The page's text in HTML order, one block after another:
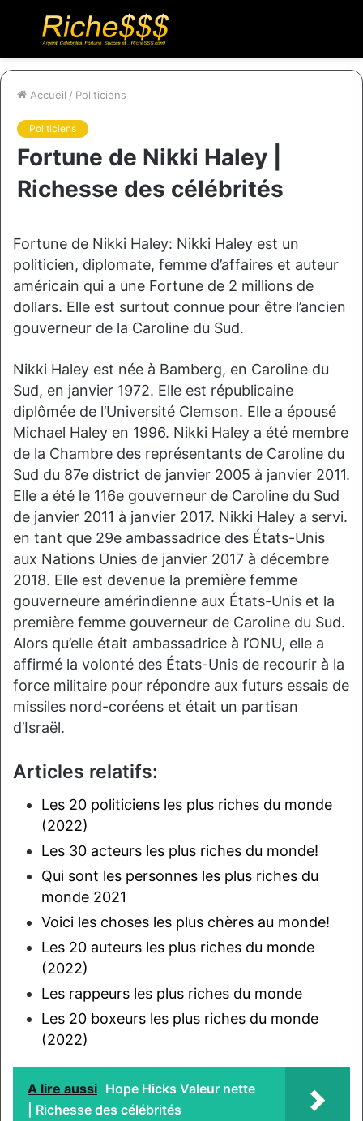
Menu
Accueil / Politiciens
Politiciens
Fortune de Nikki Haley |
Richesse des célébrités
Fortune de Nikki Haley: Nikki Haley est un
politicien, diplomate, femme d’affaires et auteur
américain qui a une Fortune de 2 millions de
dollars. Elle est surtout connue pour être l’ancien
gouverneur de la Caroline du Sud.
Nikki Haley est née à Bamberg, en Caroline du
Sud, en janvier 1972. Elle est républicaine
diplômée de l’Université Clemson. Elle a épousé
Michael Haley en 1996. Nikki Haley a été membre
de la Chambre des représentants de Caroline du
Sud du 87e district de janvier 2005 à janvier 2011.
Elle a été le 116e gouverneur de Caroline du Sud
de janvier 2011 à janvier 2017. Nikki Haley a servi.
en tant que 29e ambassadrice des États-Unis
aux Nations Unies de janvier 2017 à décembre
2018. Elle est devenue la première femme
gouverneure amérindienne aux États-Unis et la
première femme gouverneur de Caroline du Sud.
Alors qu’elle était ambassadrice à l’ONU, elle a
affirmé la volonté des États-Unis de recourir à la
force militaire pour répondre aux futurs essais de
missiles nord-coréens et était un partisan
d’Israël.
Articles relatifs:
Les 20 politiciens les plus riches du monde
(2022)
Les 30 acteurs les plus riches du monde!
Qui sont les personnes les plus riches du
monde 2021
Voici les choses les plus chères au monde!
Les 20 auteurs les plus riches du monde
(2022)
Les rappeurs les plus riches du monde
Les 20 boxeurs les plus riches du monde
(2022)
A lire aussi Hope Hicks Valeur nette
| Richesse des célébrités